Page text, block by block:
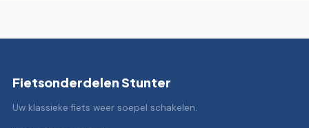
Fietsonderdelen Stunter
Uw klassieke fiets weer soepel schakelen.